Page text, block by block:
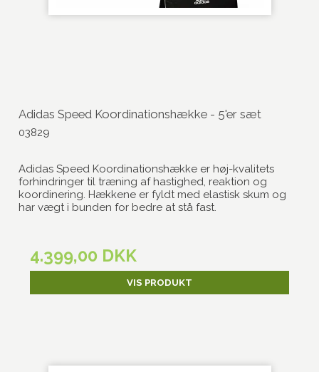
Adidas Speed Koordinationshække - 5'er sæt
03829
Adidas Speed Koordinationshække er høj-kvalitets
forhindringer til træning af hastighed, reaktion og
koordinering. Hækkene er fyldt med elastisk skum og
har vægt i bunden for bedre at stå fast.
4.399,00 DKK
VIS PRODUKT